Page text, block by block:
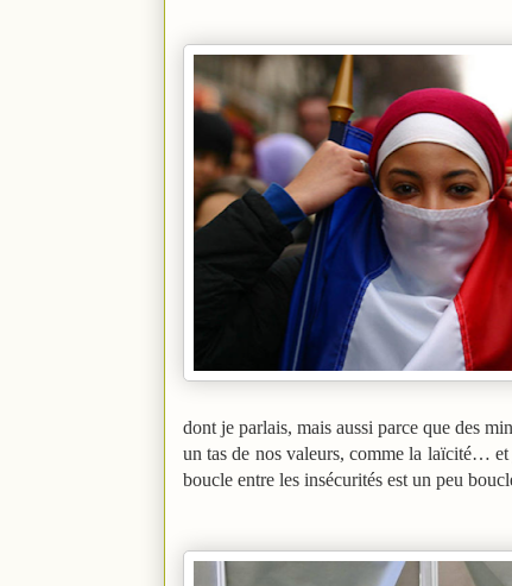
dont je parlais, mais aussi parce que des
un tas de nos valeurs, comme la laïcité…
boucle entre les insécurités est un peu